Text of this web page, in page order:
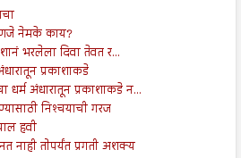
नेमके काय?
भरलेला दिवा तेवत र...
प्रकाशाकडे
धर्म अंधारातून प्रकाशाकडे न...
निश्‍चयाची गरज
हवी
नाही तोपर्यंत प्रगती अशक्य